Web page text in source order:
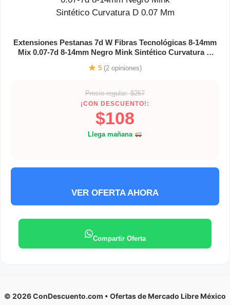
Extensiones Pestanas 7d W Fibras Tecnológicas 8-14mm
Mix 0.07-7d 8-14mm Negro Mink Sintético Curvatura D
5 (2 opiniones)
Precio regular: $267
¡CON DESCUENTO!:
$108
Llega mañana
VER OFERTA AHORA
Compartir Oferta